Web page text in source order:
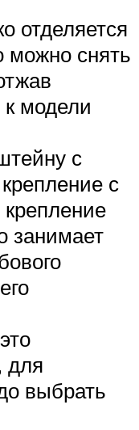
отделяется
можно снять
к модели
с
с
занимает
для
выбрать